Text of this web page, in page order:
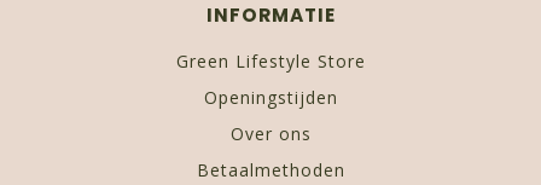
INFORMATIE
Green Lifestyle Store
Openingstijden
Over ons
Betaalmethoden